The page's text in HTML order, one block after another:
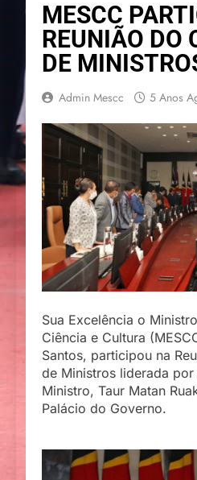
MESCC
REUNIÃO DO
DE
Admin Mescc 5 Anos
Sua Excelência o
Ciência e Cultura
Santos, participou na
de Ministros liderada
Ministro, Taur Matan
Palácio do Governo.